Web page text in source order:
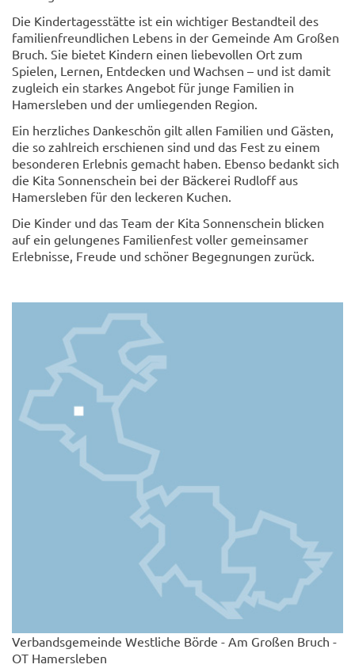
Die Kindertagesstätte ist ein wichtiger Bestandteil des
familienfreundlichen Lebens in der Gemeinde Am Großen
Bruch. Sie bietet Kindern einen liebevollen Ort zum
Spielen, Lernen, Entdecken und Wachsen – und ist damit
zugleich ein starkes Angebot für junge Familien in
Hamersleben und der umliegenden Region.
Ein herzliches Dankeschön gilt allen Familien und Gästen,
die so zahlreich erschienen sind und das Fest zu einem
besonderen Erlebnis gemacht haben. Ebenso bedankt sich
die Kita Sonnenschein bei der Bäckerei Rudloff aus
Hamersleben für den leckeren Kuchen.
Die Kinder und das Team der Kita Sonnenschein blicken
auf ein gelungenes Familienfest voller gemeinsamer
Erlebnisse, Freude und schöner Begegnungen zurück.
Verbandsgemeinde Westliche Börde - Am Großen Bruch -
OT Hamersleben